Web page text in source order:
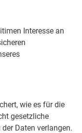
Interesse an
wie es für die
gesetzliche
Daten verlangen.